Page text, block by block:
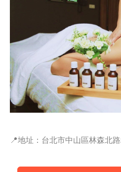
📍地址：台北市中山區林森北